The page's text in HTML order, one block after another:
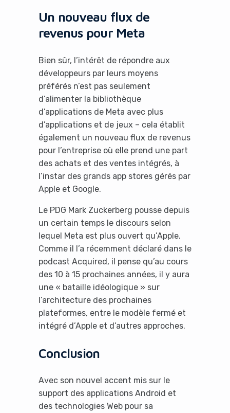
Un nouveau flux de
revenus pour Meta
Bien sûr, l’intérêt de répondre aux
développeurs par leurs moyens
préférés n’est pas seulement
d’alimenter la bibliothèque
d’applications de Meta avec plus
d’applications et de jeux – cela établit
également un nouveau flux de revenus
pour l’entreprise où elle prend une part
des achats et des ventes intégrés, à
l’instar des grands app stores gérés par
Apple et Google.
Le PDG Mark Zuckerberg pousse depuis
un certain temps le discours selon
lequel Meta est plus ouvert qu’Apple.
Comme il l’a récemment déclaré dans le
podcast Acquired, il pense qu’au cours
des 10 à 15 prochaines années, il y aura
une « bataille idéologique » sur
l’architecture des prochaines
plateformes, entre le modèle fermé et
intégré d’Apple et d’autres approches.
Conclusion
Avec son nouvel accent mis sur le
support des applications Android et
des technologies Web pour sa
It looks like you're
using an ad-blocker!
Yes, I will turn off Ad-Blocker